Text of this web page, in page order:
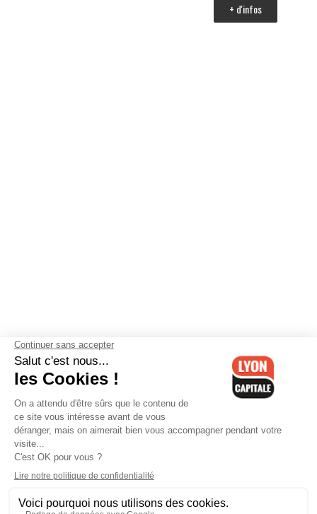
+ d'infos
Contactez-nous-Mentions légales-CGV-Politique de